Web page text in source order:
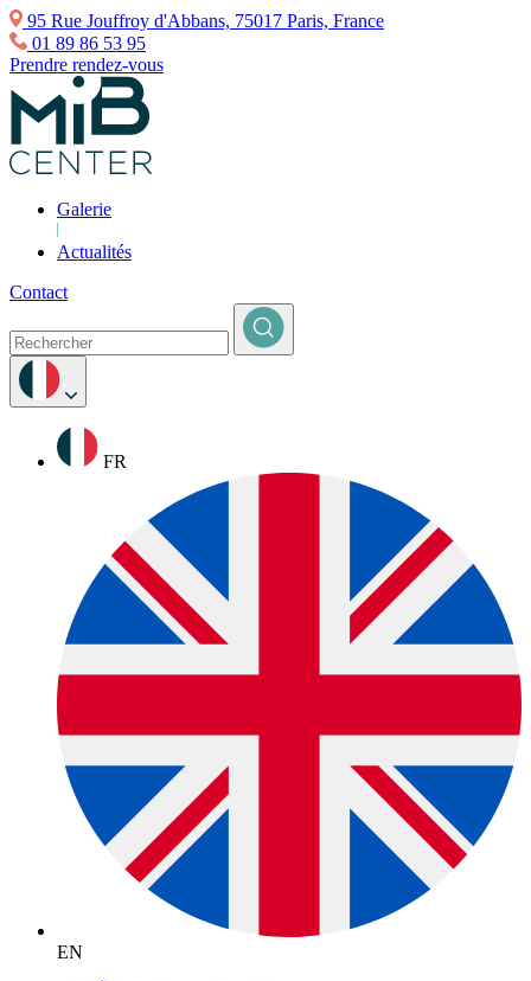
95 Rue Jouffroy d'Abbans, 75017 Paris, France
01 89 86 53 95
Prendre rendez-vous
Galerie
Actualités
Contact
FR
EN